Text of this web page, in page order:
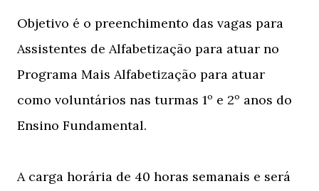
Objetivo é o preenchimento das vagas para
Assistentes de Alfabetização para atuar no
Programa Mais Alfabetização para atuar
como voluntários nas turmas 1º e 2º anos do
Ensino Fundamental.
A carga horária de 40 horas semanais e será